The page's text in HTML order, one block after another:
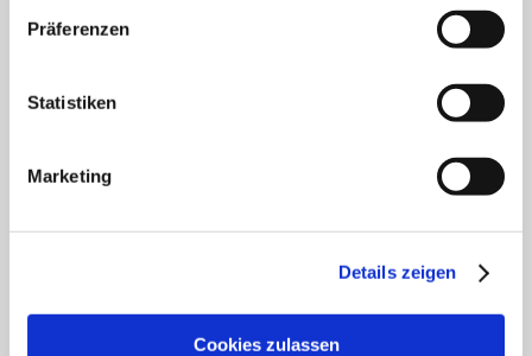
Präferenzen
Statistiken
Marketing
Details zeigen
Cookies zulassen
Klinik für Innere Medizin Schützenstraße
Klinik für Orthopädie & Unfallchirurgie
Gefäß- und Handchirurgie
Frauenklinik
HNO Belegabteilung